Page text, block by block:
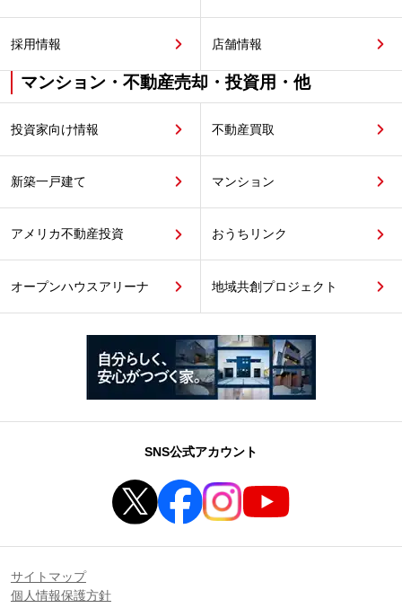
採用情報 店舗情報
マンション・不動産売却・投資用・他
投資家向け情報 不動産買取
新築一戸建て マンション
アメリカ不動産投資 おうちリンク
オープンハウスアリーナ 地域共創プロジェクト
SNS公式アカウント
サイトマップ
個人情報保護方針